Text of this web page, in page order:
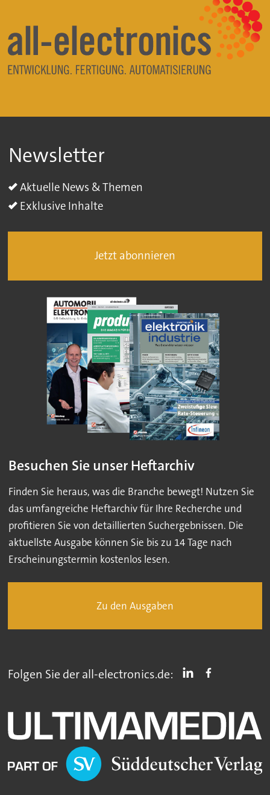
Newsletter
Aktuelle News & Themen
Exklusive Inhalte
Jetzt abonnieren
Besuchen Sie unser Heftarchiv
Finden Sie heraus, was die Branche bewegt! Nutzen Sie
das umfangreiche Heftarchiv für Ihre Recherche und
profitieren Sie von detaillierten Suchergebnissen. Die
aktuellste Ausgabe können Sie bis zu 14 Tage nach
Erscheinungstermin kostenlos lesen.
Zu den Ausgaben
Folgen Sie der all-electronics.de: